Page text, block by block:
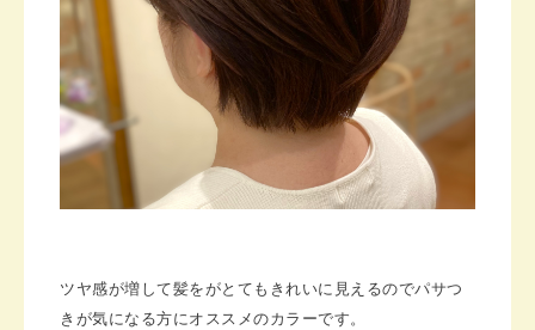
ツヤ感が増して髪をがとてもきれいに見えるのでパサつ
きが気になる方にオススメのカラーです。